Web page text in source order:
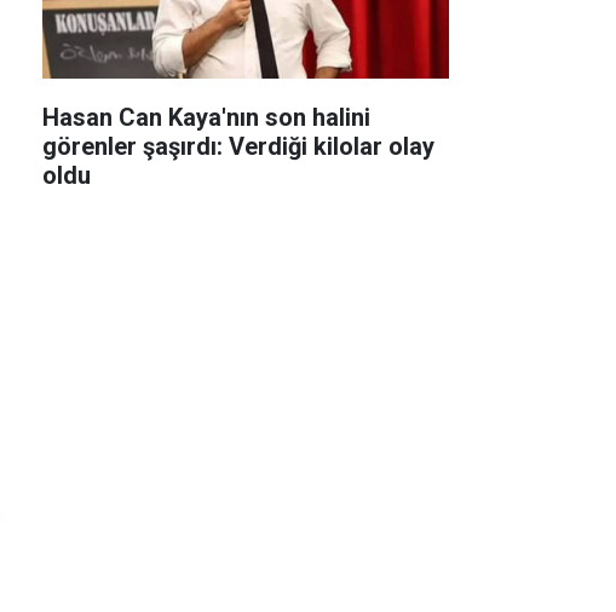
Hasan Can Kaya'nın son halini
görenler şaşırdı: Verdiği kilolar olay
oldu